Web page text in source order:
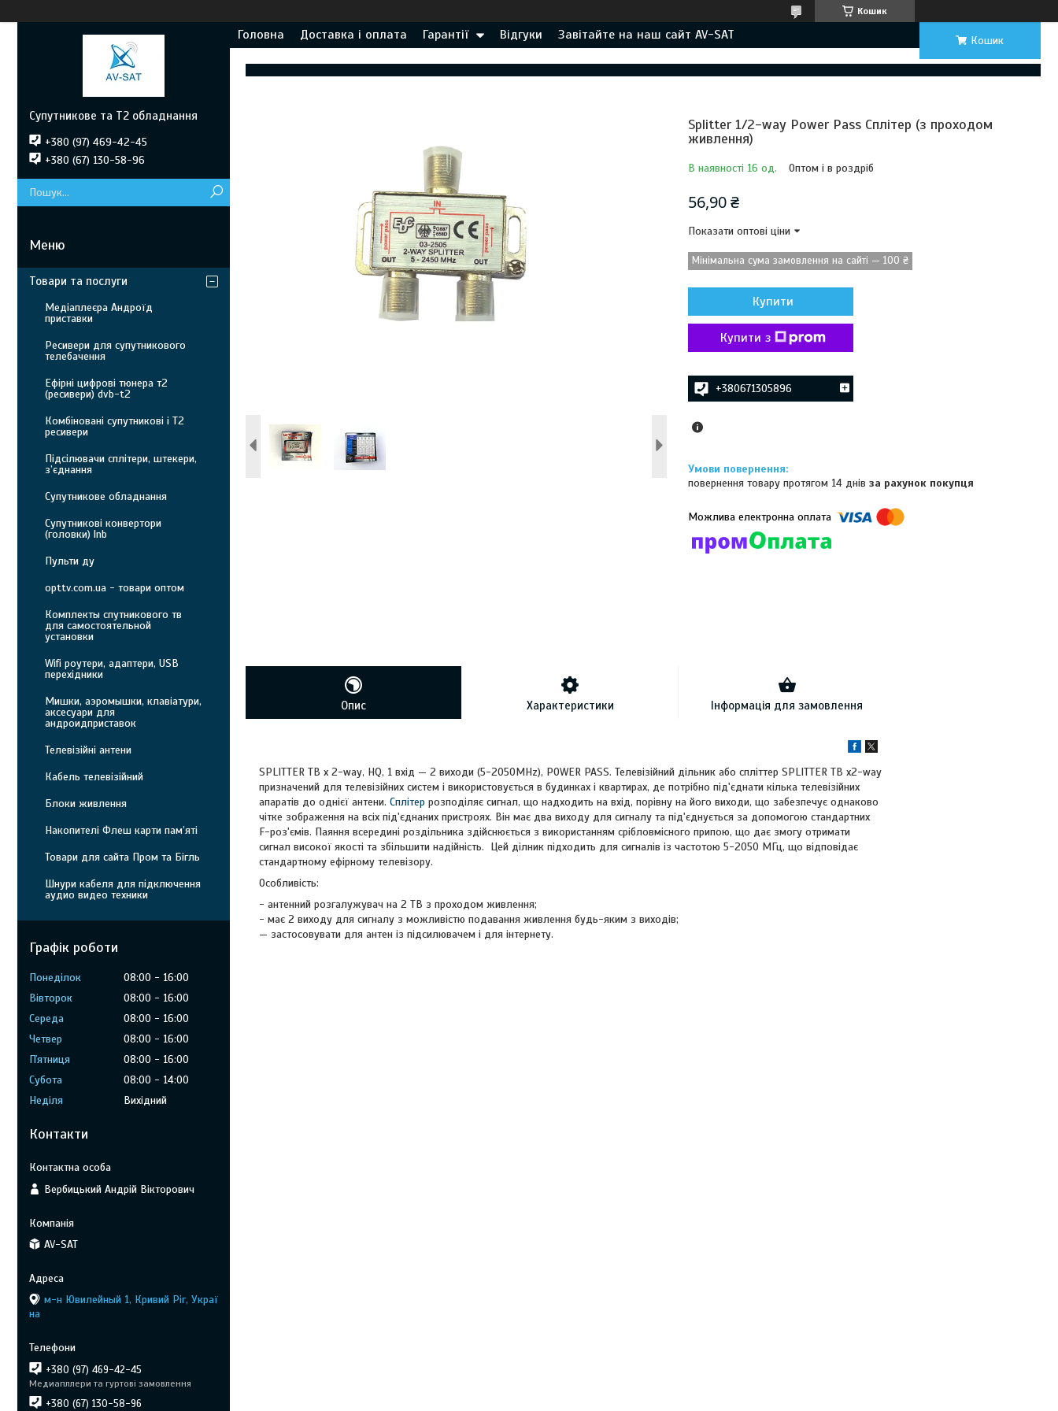
Кошик
Головна Доставка і оплата Гарантії Відгуки Завітайте на наш сайт AV-SAT Кошик
Splitter 1/2-way Power Pass Сплітер (з проходом
живлення)
В наявності 16 од. Оптом і в роздріб
56,90 ₴
Показати оптові ціни
Мінімальна сума замовлення на сайті — 100 ₴
Купити
Купити з
+380671305896
повернення товару протягом 14 днівза рахунок покупця
Опис Характеристики Інформація для замовлення
SPLITTER ТВ х 2-way, HQ, 1 вхід — 2 виходи (5-2050MHz), POWER PASS. Телевізійний дільник або спліттер SPLITTER ТВ х2-way
призначений для телевізійних систем і використовується в будинках і квартирах, де потрібно під'єднати кілька телевізійних
апаратів до однієї антени. Сплітер розподіляє сигнал, що надходить на вхід, порівну на його виходи, що забезпечує однаково
чітке зображення на всіх під'єднаних пристроях. Він має два виходу для сигналу та під'єднується за допомогою стандартних
F-роз'ємів. Паяння всередині роздільника здійснюється з використанням срібловмісного припою, що дає змогу отримати
сигнал високої якості та збільшити надійність. Цей ділник підходить для сигналів із частотою 5-2050 МГц, що відповідає
стандартному ефірному телевізору.
Особливість:
- антенний розгалужувач на 2 ТВ з проходом живлення;
- має 2 виходу для сигналу з можливістю подавання живлення будь-яким з виходів;
— застосовувати для антен із підсилювачем і для інтернету.
Супутникове та Т2 обладнання
+380 (97) 469-42-45
+380 (67) 130-58-96
Товари та послуги
Медіаплеєра Андроїд
приставки
Ресивери для супутникового
телебачення
Ефірні цифрові тюнера т2
(ресивери) dvb-t2
Комбіновані супутникові і Т2
ресивери
Підсілювачи сплітери, штекери,
з’єднання
Супутникове обладнання
Супутникові конвертори
(головки) lnb
Пульти ду
opttv.com.ua - товари оптом
Комплекты спутникового тв
для самостоятельной
установки
Wifi роутери, адаптери, USB
перехідники
Мишки, аэромышки, клавіатури,
аксесуари для
андроидприставок
Телевізійні антени
Кабель телевізійний
Блоки живлення
Накопителі Флеш карти пам’яті
Товари для сайта Пром та Бігль
Шнури кабеля для підключення
аудио видео техники
Графік роботи
Понеділок 08:00
16:00
Вівторок
08:00
16:00
Середа
08:00
16:00
Четвер
08:00
16:00
Пʼятниця
08:00
16:00
Субота
08:00
14:00
Неділя
Вихідний
Контакти
Вербицький Андрій Вікторович
AV-SAT
м-н Ювилейный 1, Кривий Ріг, Украї
на
+380 (97) 469-42-45
Медиапллери та гуртові замовлення
+380 (67) 130-58-96